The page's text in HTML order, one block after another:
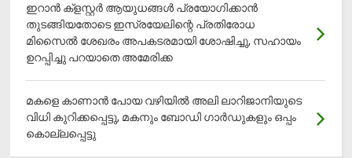
ഇറാന്‍ ക്‌ളസ്റ്റര്‍ ആയുധങ്ങള്‍ പ്രയോഗിക്കാന്‍
തുടങ്ങിയതോടെ ഇസ്രയേലിന്റെ പ്രതിരോധ
മിസൈല്‍ ശേഖരം അപകടരമായി ശോഷിച്ചു, സഹായം
ഉറപ്പിച്ചു പറയാതെ അമേരിക്ക
മകളെ കാണാന്‍ പോയ വഴിയില്‍ അലി ലാറിജാനിയുടെ
വിധി കുറിക്കപ്പെട്ടു, മകനും ബോഡി ഗാര്‍ഡുകളും ഒപ്പം
കൊല്ലപ്പെട്ടു